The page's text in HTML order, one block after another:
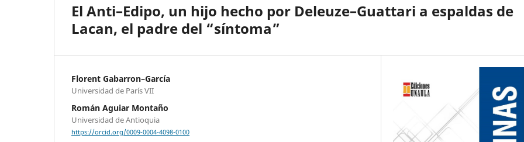
El Anti–Edipo, un hijo hecho por Deleuze–Guattari a espaldas de
Lacan, el padre del “síntoma”
Florent Gabarron–García
Universidad de París VII
Román Aguiar Montaño
Universidad de Antioquia
https://orcid.org/0009-0004-4098-0100